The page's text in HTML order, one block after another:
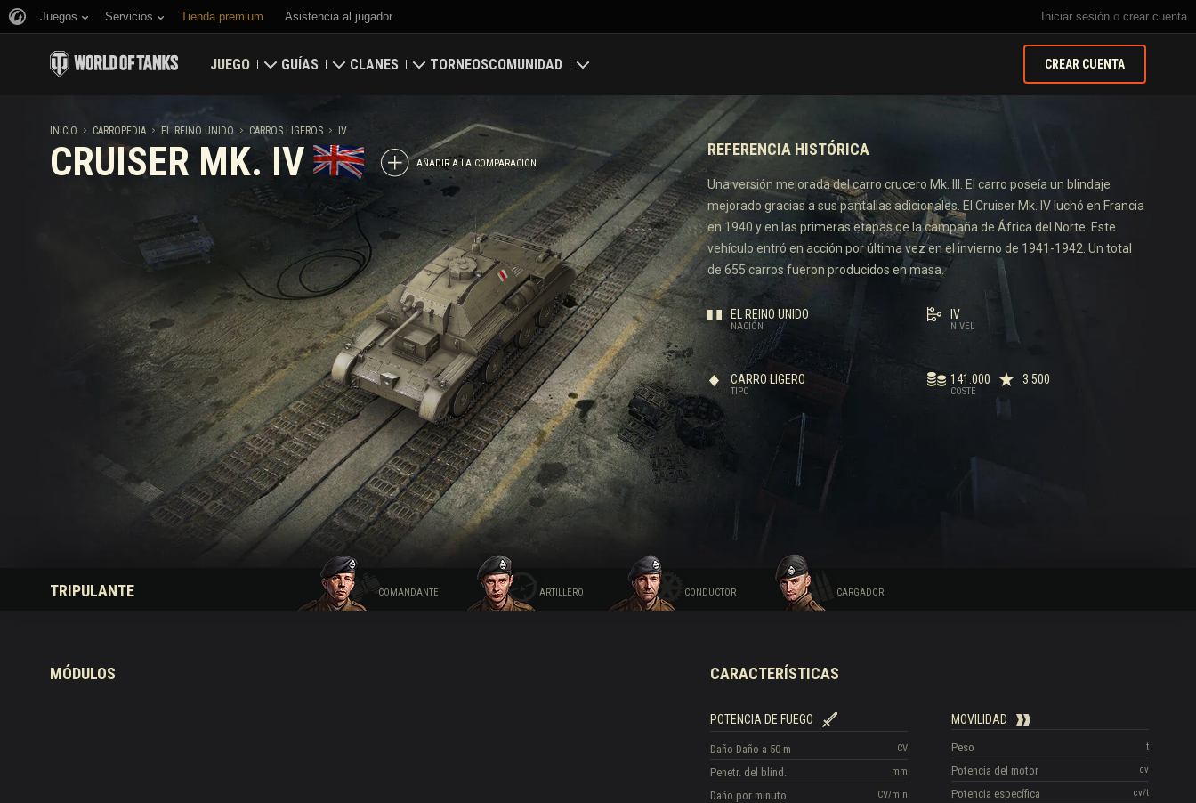
Iniciar sesión o crear cuenta
Juegos Servicios Tienda premium Asistencia al jugador
JUEGO
Canjear códigos de bonificación
Noticias
Valoraciones
Actualizaciones
Carropedia
Música
GUÍAS
Guía general
Economía del juego
Seguridad
Logros
Política de juego limpio
Game Center de Wargaming.net
Guía de las entregas de suministros de Twitch
CLANES
Mapa global
Clasificación de clanes
TORNEOSCOMUNIDAD
Buscar jugadores
Reclutar a un amigo
Discord
Centro de mods
Media
CREAR CUENTA
INICIO CARROPEDIA EL REINO UNIDO CARROS LIGEROS IV
CRUISER MK. IV AÑADIR A LA COMPARACIÓN
REFERENCIA HISTÓRICA
Una versión mejorada del carro crucero Mk. III. El carro poseía un blindaje
mejorado gracias a sus pantallas adicionales. El Cruiser Mk. IV luchó en Francia
en 1940 y en las primeras etapas de la campaña de África del Norte. Este
vehículo entró en acción por última vez en el invierno de 1941-1942. Un total
de 655 carros fueron producidos en masa.
NACIÓN
EL REINO UNIDO
NIVEL
IV
TIPO
CARRO LIGERO
COSTE
141.000 3.500
TRIPULANTE COMANDANTE ARTILLERO CONDUCTOR CARGADOR
MÓDULOS CARACTERÍSTICAS
POTENCIA DE FUEGO
CV
Daño Daño a 50 m
mm
Penetr. del blind.
CV/min
Daño por minuto
MOVILIDAD
t
Peso
cv
Potencia del motor
cv/t
Potencia específica